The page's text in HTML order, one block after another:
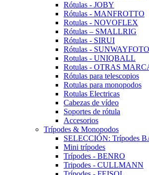
Rótulas - JOBY
Rótulas - MANFROTTO
Rotulas - NOVOFLEX
Rótulas – SMALLRIG
Rótulas - SIRUI
Rótulas - SUNWAYFOTO
Rotulas - UNIQBALL
Rotulas - OTRAS
Rótulas para telescopios
Rotulas para monopodos
Rotulas Electricas
Cabezas de vídeo
Soportes de rótula
Accesorios
Trípodes & Monopodos
SELECCIÓN: Trípodes
Mini trípodes
Trípodes - BENRO
Tripodes - CULLMANN